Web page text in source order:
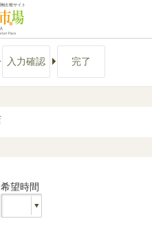
比較サイト
入力確認 完了
希望時間